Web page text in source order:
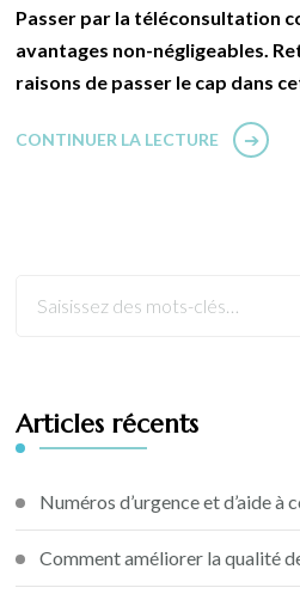
Passer par la téléconsultation
avantages non-négligeables.
raisons de passer le cap dans
CONTINUER LA LECTURE
Articles récents
Numéros d’urgence et d’aide à
Comment améliorer la qualité